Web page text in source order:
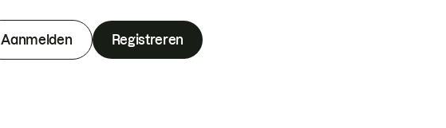
Aanmelden Registreren